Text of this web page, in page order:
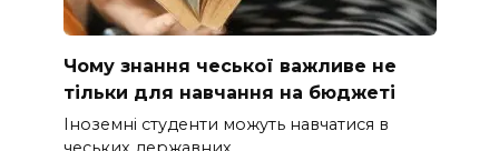
Чому знання чеської важливе не
тільки для навчання на бюджеті
Іноземні студенти можуть навчатися в